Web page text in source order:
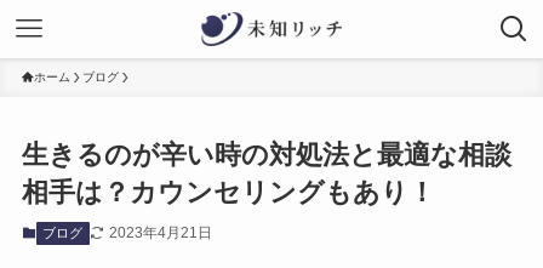
ホーム ブログ
生きるのが辛い時の対処法と最適な相談
相手は？カウンセリングもあり！
ブログ 2023年4月21日